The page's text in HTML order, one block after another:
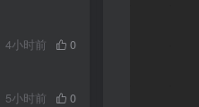
4小时前
0
5小时前
0